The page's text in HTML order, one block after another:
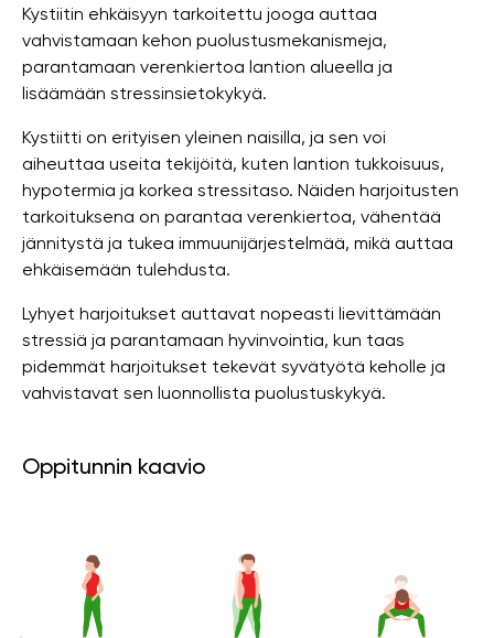
Kystiitin ehkäisyyn tarkoitettu jooga auttaa
vahvistamaan kehon puolustusmekanismeja,
parantamaan verenkiertoa lantion alueella ja
lisäämään stressinsietokykyä.
Kystiitti on erityisen yleinen naisilla, ja sen voi
aiheuttaa useita tekijöitä, kuten lantion tukkoisuus,
hypotermia ja korkea stressitaso. Näiden harjoitusten
tarkoituksena on parantaa verenkiertoa, vähentää
jännitystä ja tukea immuunijärjestelmää, mikä auttaa
ehkäisemään tulehdusta.
Lyhyet harjoitukset auttavat nopeasti lievittämään
stressiä ja parantamaan hyvinvointia, kun taas
pidemmät harjoitukset tekevät syvätyötä keholle ja
vahvistavat sen luonnollista puolustuskykyä.
Oppitunnin kaavio